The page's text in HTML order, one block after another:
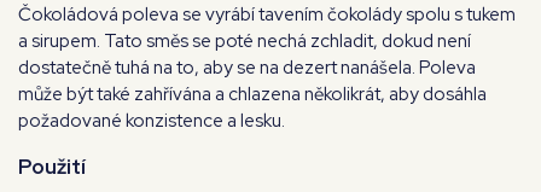
Čokoládová poleva se vyrábí tavením čokolády spolu s tukem
a sirupem. Tato směs se poté nechá zchladit, dokud není
dostatečně tuhá na to, aby se na dezert nanášela. Poleva
může být také zahřívána a chlazena několikrát, aby dosáhla
požadované konzistence a lesku.
Použití